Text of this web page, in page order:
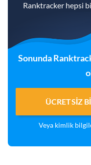
Ranktracker hepsi
Sonunda
ÜCRETSIZ
Veya kimlik